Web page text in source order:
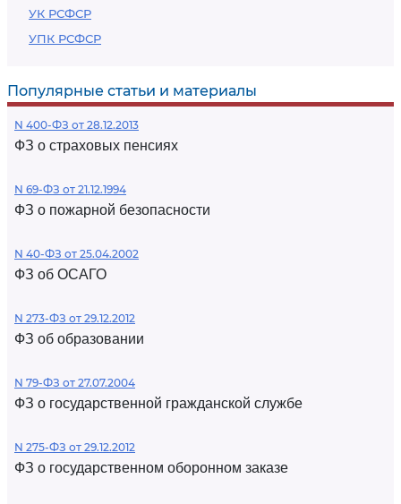
УК РСФСР
УПК РСФСР
Популярные статьи и материалы
N 400-ФЗ от 28.12.2013
ФЗ о страховых пенсиях
N 69-ФЗ от 21.12.1994
ФЗ о пожарной безопасности
N 40-ФЗ от 25.04.2002
ФЗ об ОСАГО
N 273-ФЗ от 29.12.2012
ФЗ об образовании
N 79-ФЗ от 27.07.2004
ФЗ о государственной гражданской службе
N 275-ФЗ от 29.12.2012
ФЗ о государственном оборонном заказе